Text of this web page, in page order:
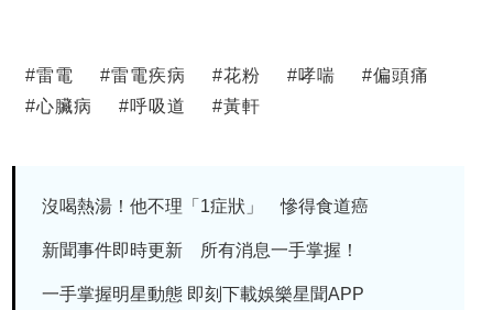
#雷電 #雷電疾病 #花粉 #哮喘 #偏頭痛
#心臟病 #呼吸道 #黃軒
沒喝熱湯！他不理「1症狀」 慘得食道癌
新聞事件即時更新 所有消息一手掌握！
一手掌握明星動態 即刻下載娛樂星聞APP